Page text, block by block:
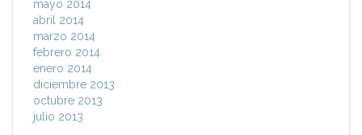
mayo 2014
abril 2014
marzo 2014
febrero 2014
enero 2014
diciembre 2013
octubre 2013
julio 2013